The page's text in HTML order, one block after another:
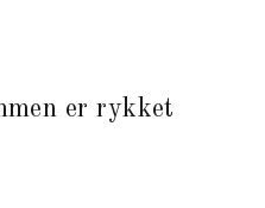
er rykket